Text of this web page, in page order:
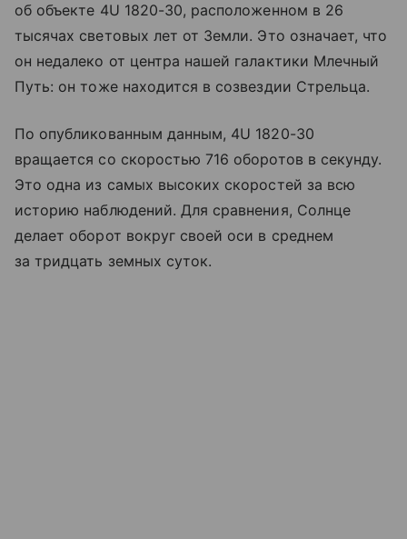
об объекте 4U 1820-30, расположенном в 26
тысячах световых лет от Земли. Это означает, что
он недалеко от центра нашей галактики Млечный
Путь: он тоже находится в созвездии Стрельца.
По опубликованным данным, 4U 1820-30
вращается со скоростью 716 оборотов в секунду.
Это одна из самых высоких скоростей за всю
историю наблюдений. Для сравнения, Солнце
делает оборот вокруг своей оси в среднем
за тридцать земных суток.